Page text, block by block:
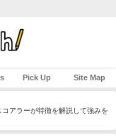
Pick Up Site Map
アラーが特徴を解説して強みを